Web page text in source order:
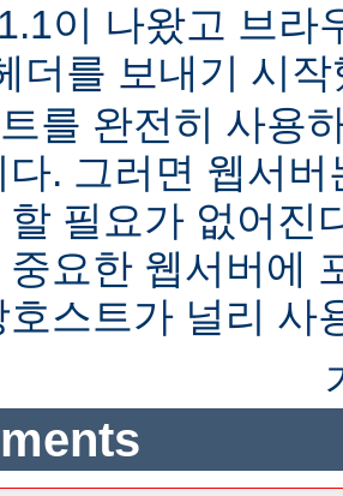
이 나왔고 브라
더를 보내기 시
를 완전히 사용
다. 그러면 웹서
할 필요가 없어진
중요한 웹서버에
호스트가 널리 사